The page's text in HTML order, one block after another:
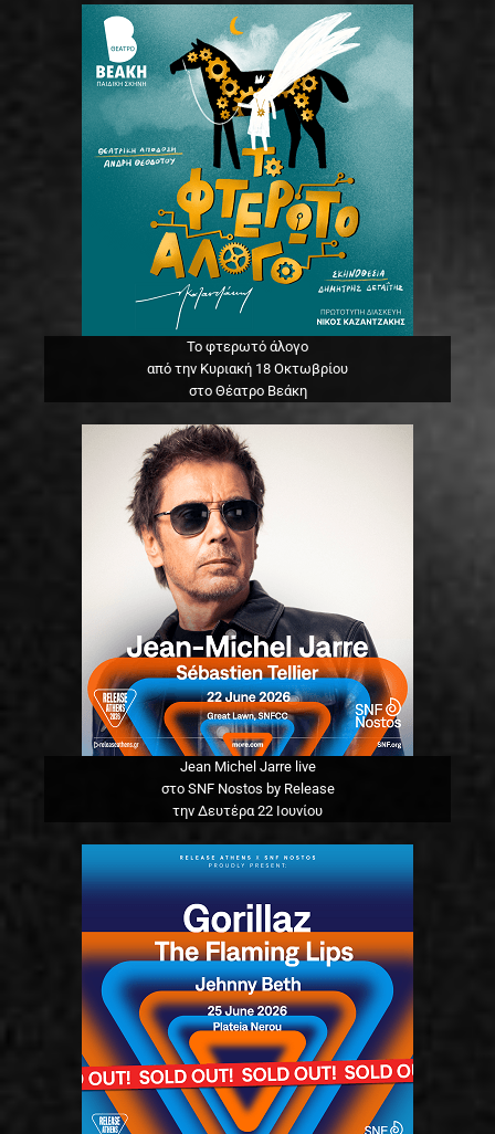
Το φτερωτό άλογο
από την Κυριακή 18 Οκτωβρίου
στο Θέατρο Βεάκη
Jean Michel Jarre live
στο SNF Nostos by Release
την Δευτέρα 22 Ιουνίου